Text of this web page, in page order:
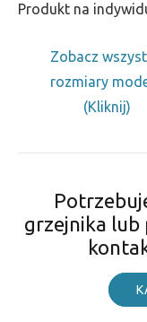
Produkt na
Zobacz
rozmiary
(Kliknij)
grzejnika lub